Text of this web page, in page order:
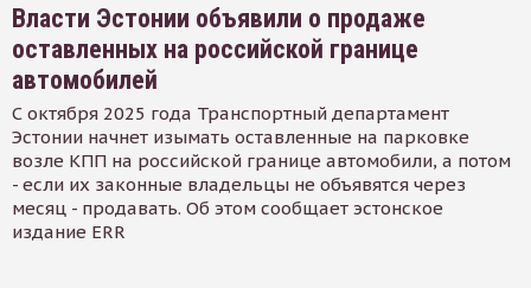
Власти Эстонии объявили о продаже
оставленных на российской границе
автомобилей
С октября 2025 года Транспортный департамент
Эстонии начнет изымать оставленные на парковке
возле КПП на российской границе автомобили, а потом
- если их законные владельцы не объявятся через
месяц - продавать. Об этом сообщает эстонское
издание ERR